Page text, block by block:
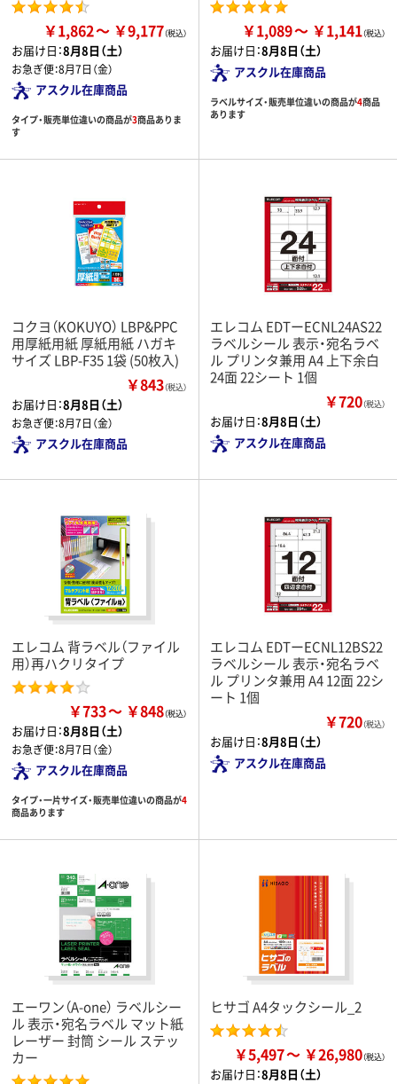
￥1,862 ￥9,177
お届け日：8月8日（土）
お急ぎ便：8月7日（金）
アスクル在庫商品
タイプ・販売単位違いの商品が3商品ありま
す
￥1,089 ￥1,141
お届け日：8月8日（土）
アスクル在庫商品
ラベルサイズ・販売単位違いの商品が4商品
あります
コクヨ（KOKUYO） LBP&PPC
用厚紙用紙 厚紙用紙 ハガキ
サイズ LBP-F35 1袋 (50枚入)
￥843（税込）
お届け日：8月8日（土）
お急ぎ便：8月7日（金）
アスクル在庫商品
エレコム EDTーECNL24AS22
ラベルシール 表示・宛名ラベ
ル プリンタ兼用 A4 上下余白
24面 22シート 1個
￥720（税込）
お届け日：8月8日（土）
アスクル在庫商品
エレコム 背ラベル（ファイル
用）再ハクリタイプ
￥733 ￥848
お届け日：8月8日（土）
お急ぎ便：8月7日（金）
アスクル在庫商品
タイプ・一片サイズ・販売単位違いの商品が4
商品あります
エレコム EDTーECNL12BS22
ラベルシール 表示・宛名ラベ
ル プリンタ兼用 A4 12面 22シ
ート 1個
￥720（税込）
お届け日：8月8日（土）
アスクル在庫商品
エーワン（A-one） ラベルシー
ル 表示・宛名ラベル マット紙
レーザー 封筒 シール ステッ
カー
ヒサゴ A4タックシール_2
￥5,497 ￥26,980
お届け日：8月8日（土）